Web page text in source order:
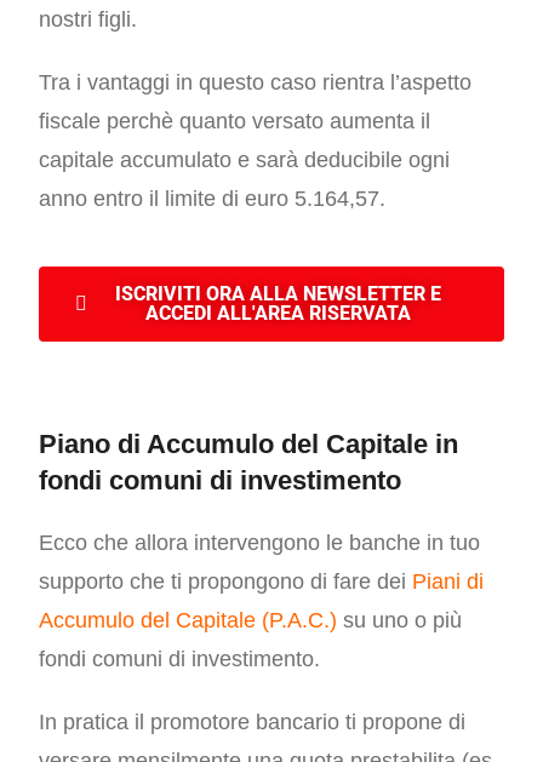
nostri figli.
Tra i vantaggi in questo caso rientra l’aspetto
fiscale perchè quanto versato aumenta il
capitale accumulato e sarà deducibile ogni
anno entro il limite di euro 5.164,57.
ISCRIVITI ORA ALLA NEWSLETTER E
ACCEDI ALL'AREA RISERVATA
Piano di Accumulo del Capitale in
fondi comuni di investimento
Ecco che allora intervengono le banche in tuo
supporto che ti propongono di fare dei Piani di
Accumulo del Capitale (P.A.C.) su uno o più
fondi comuni di investimento.
In pratica il promotore bancario ti propone di